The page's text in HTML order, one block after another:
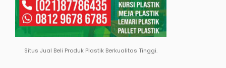
Situs Jual Beli Produk Plastik Berkualitas Tinggi.